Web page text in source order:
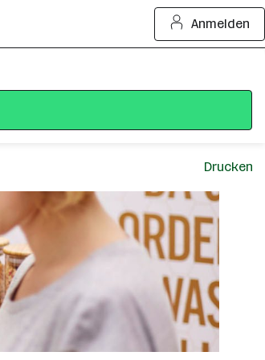
Anmelden
Drucken